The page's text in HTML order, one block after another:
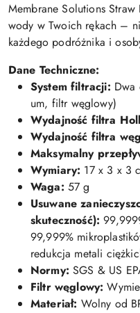
Membrane Solutions
wody w Twoich rękach –
każdego podróżnika i
Dane Techniczne:
System filtracji: Dwa
um, filtr węglowy)
Wydajność filtra
Wydajność filtra
Maksymalny
Wymiary: 17 x 3 x 3
Waga: 57 g
Usuwane
skuteczność):
99,999%
redukcja metali
Normy: SGS & US
Filtr węglowy:
Materiał: Wolny od